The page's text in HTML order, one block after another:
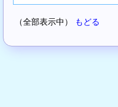
（全部表示中） もどる